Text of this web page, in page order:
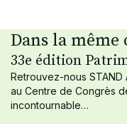
Dans la même
33e édition
Retrouvez-nous
au Centre de Congrès
incontournable…